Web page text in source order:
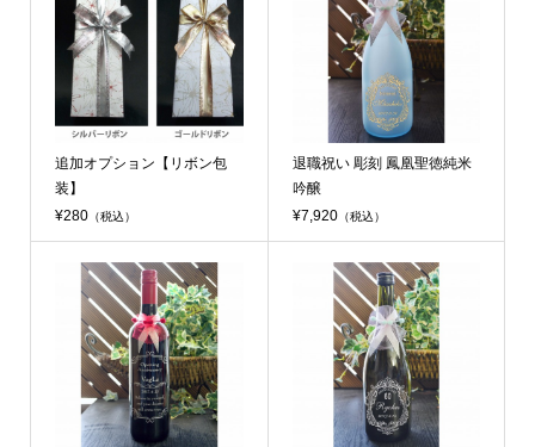
追加オプション【リボン包
装】
¥280（税込）
退職祝い 彫刻 鳳凰聖徳純米
吟醸
¥7,920（税込）